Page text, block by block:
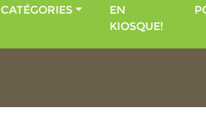
CATÉGORIES
EN
KIOSQUE!